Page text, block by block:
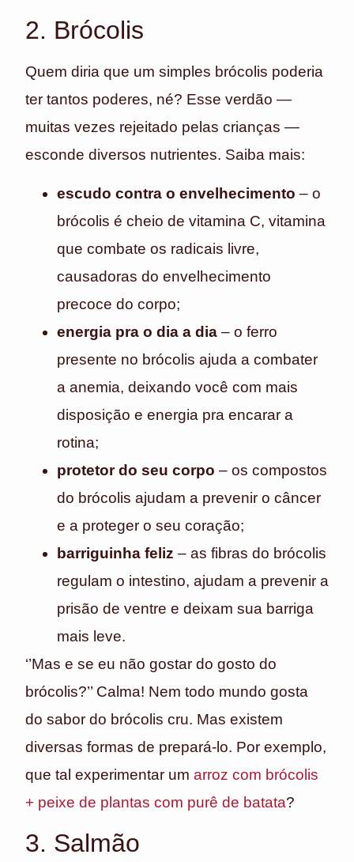
2. Brócolis
Quem diria que um simples brócolis poderia
ter tantos poderes, né? Esse verdão —
muitas vezes rejeitado pelas crianças —
esconde diversos nutrientes. Saiba mais:
escudo contra o envelhecimento – o
brócolis é cheio de vitamina C, vitamina
que combate os radicais livre,
causadoras do envelhecimento
precoce do corpo;
energia pra o dia a dia – o ferro
presente no brócolis ajuda a combater
a anemia, deixando você com mais
disposição e energia pra encarar a
rotina;
protetor do seu corpo – os compostos
do brócolis ajudam a prevenir o câncer
e a proteger o seu coração;
barriguinha feliz – as fibras do brócolis
regulam o intestino, ajudam a prevenir a
prisão de ventre e deixam sua barriga
mais leve.
‘’Mas e se eu não gostar do gosto do
brócolis?’’ Calma! Nem todo mundo gosta
do sabor do brócolis cru. Mas existem
diversas formas de prepará-lo. Por exemplo,
que tal experimentar um arroz com brócolis
+ peixe de plantas com purê de batata?
3. Salmão